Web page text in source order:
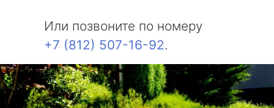
Или позвоните по номеру
+7 (812) 507-16-92.